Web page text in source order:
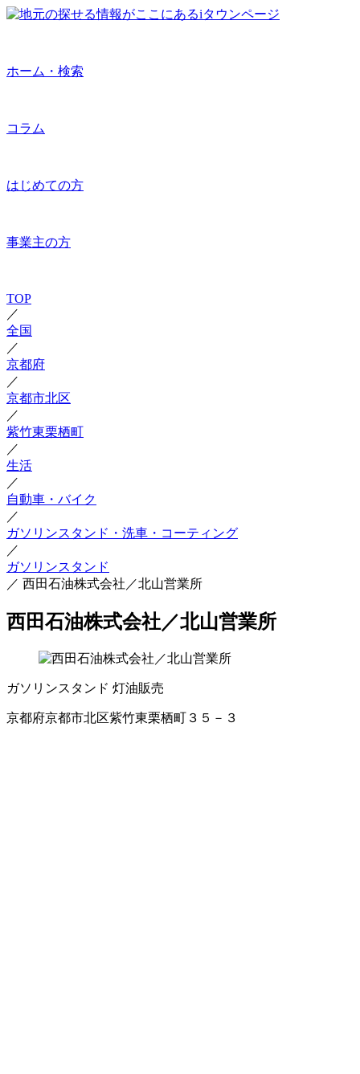
ホーム・検索
コラム
はじめての方
事業主の方
TOP
／
全国
／
京都府
／
京都市北区
／
紫竹東栗栖町
／
生活
／
自動車・バイク
／
ガソリンスタンド・洗車・コーティング
／
ガソリンスタンド
／ 西田石油株式会社／北山営業所
西田石油株式会社／北山営業所
ガソリンスタンド 灯油販売
京都府京都市北区紫竹東栗栖町３５－３